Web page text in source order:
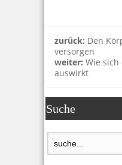
zurück: Den
versorgen
weiter: Wie sich
auswirkt
Suche